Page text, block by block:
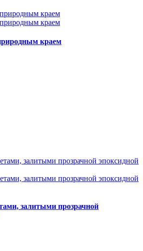
краем
залитыми прозрачной